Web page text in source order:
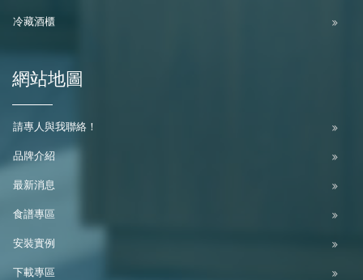
冷藏酒櫃
網站地圖
請專人與我聯絡！
品牌介紹
最新消息
食譜專區
安裝實例
下載專區